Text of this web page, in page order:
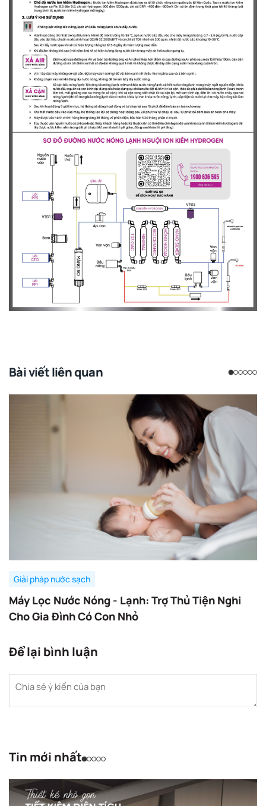
Bài viết liên quan
Giải pháp nước sạch
Máy Lọc Nước Nóng - Lạnh: Trợ Thủ Tiện Nghi
Cho Gia Đình Có Con Nhỏ
Để lại bình luận
Tin mới nhất